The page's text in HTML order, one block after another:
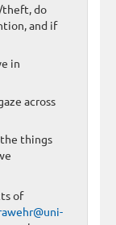
theft, do
and if
in
across
things
of